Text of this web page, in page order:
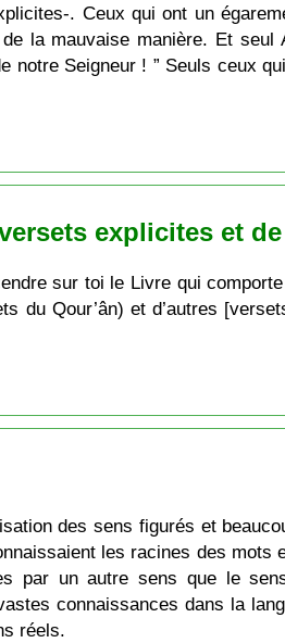
. Ceux qui ont un
la mauvaise manière. Et
notre Seigneur ! ” Seuls ceux
explicites et
sur toi le Livre qui
du Qour’ân) et d’autres
des sens figurés et
les racines des
par un autre sens que le
connaissances dans la
réels.